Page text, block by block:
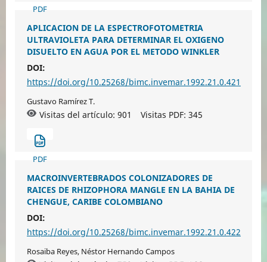
PDF
APLICACION DE LA ESPECTROFOTOMETRIA
ULTRAVIOLETA PARA DETERMINAR EL OXIGENO
DISUELTO EN AGUA POR EL METODO WINKLER
DOI:
https://doi.org/10.25268/bimc.invemar.1992.21.0.421
Gustavo Ramírez T.
Visitas del artículo: 901 Visitas PDF: 345
PDF
MACROINVERTEBRADOS COLONIZADORES DE
RAICES DE RHIZOPHORA MANGLE EN LA BAHIA DE
CHENGUE, CARIBE COLOMBIANO
DOI:
https://doi.org/10.25268/bimc.invemar.1992.21.0.422
Rosaiba Reyes, Néstor Hernando Campos